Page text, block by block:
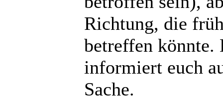
Richtung, die
betreffen könnte.
informiert euch
Sache.